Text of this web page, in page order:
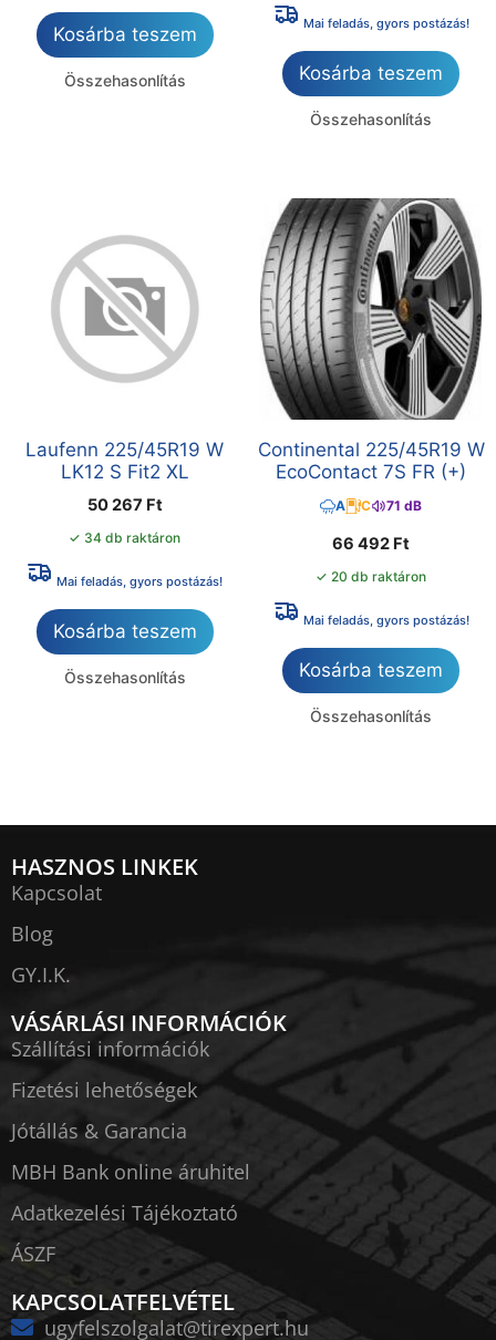
Kosárba teszem
Összehasonlítás
Mai feladás, gyors postázás!
Kosárba teszem
Összehasonlítás
Laufenn 225/45R19 W
LK12 S Fit2 XL
50 267 Ft
✓ 34 db raktáron
Mai feladás, gyors postázás!
Kosárba teszem
Összehasonlítás
Continental 225/45R19 W
EcoContact 7S FR (+)
A C 71 dB
66 492 Ft
✓ 20 db raktáron
Mai feladás, gyors postázás!
Kosárba teszem
Összehasonlítás
HASZNOS LINKEK
Kapcsolat
Blog
GY.I.K.
VÁSÁRLÁSI INFORMÁCIÓK
Szállítási információk
Fizetési lehetőségek
Jótállás & Garancia
MBH Bank online áruhitel
Adatkezelési Tájékoztató
ÁSZF
KAPCSOLATFELVÉTEL
ugyfelszolgalat@tirexpert.hu